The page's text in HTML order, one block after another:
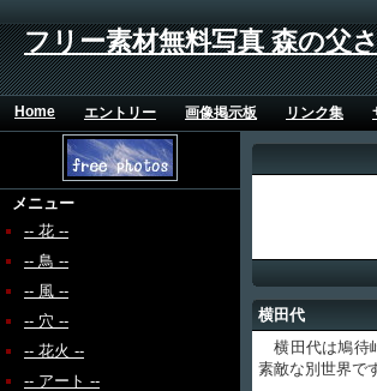
フリー素材無料写真 森の父
Home エントリー 画像掲示板 リンク集
メニュー
-- 花 --
-- 鳥 --
-- 風 --
-- 穴 --
-- 花火 --
-- アート --
横田代
横田代は鳩待
素敵な別世界で